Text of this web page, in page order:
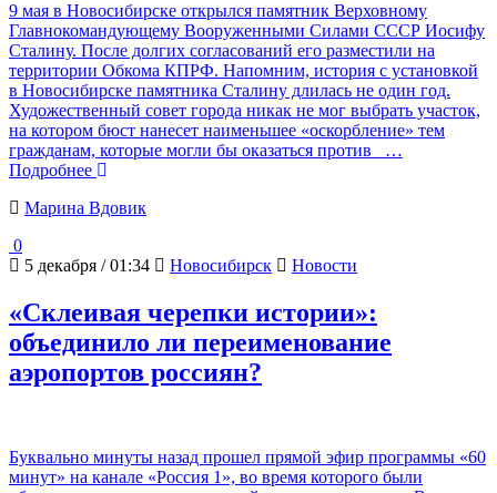
9 мая в Новосибирске открылся памятник Верховному
Главнокомандующему Вооруженными Силами СССР Иосифу
Сталину. После долгих согласований его разместили на
территории Обкома КПРФ. Напомним, история с установкой
в Новосибирске памятника Сталину длилась не один год.
Художественный совет города никак не мог выбрать участок,
на котором бюст нанесет наименьшее «оскорбление» тем
гражданам, которые могли бы оказаться против
…
Подробнее
Марина Вдовик
0
5 декабря / 01:34
Новосибирск Новости
«Склеивая черепки истории»:
объединило ли переименование
аэропортов россиян?
Буквально минуты назад прошел прямой эфир программы «60
минут» на канале «Россия 1», во время которого были